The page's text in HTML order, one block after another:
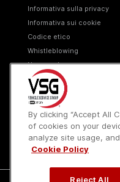
Informativa sulla privacy
Informativa sui cookie
Codice etico
Whistleblowing
Non vendere
Termini di servizio
Smaltimento imballaggi
By clicking “Accept All
of cookies on your
analyze site usage,
Cookie Policy
Reject All